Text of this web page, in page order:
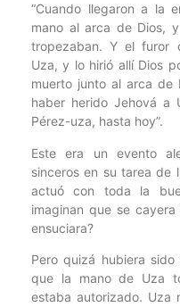
“Cuando llegaron a la
mano al arca de Dios,
tropezaban. Y el furor
Uza, y lo hirió allí Dios
muerto junto al arca de
haber herido Jehová a
Pérez-uza, hasta hoy”.
Este era un evento
sinceros en su tarea de
actuó con toda la
imaginan que se
ensuciara?
Pero quizá hubiera
que la mano de Uza
estaba autorizado. Uza